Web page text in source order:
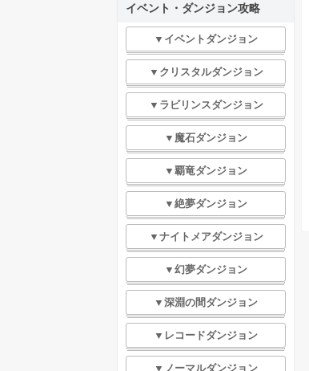
イベント・ダンジョン攻略
▼イベントダンジョン
▼クリスタルダンジョン
▼ラビリンスダンジョン
▼魔石ダンジョン
▼覇竜ダンジョン
▼絶夢ダンジョン
▼ナイトメアダンジョン
▼幻夢ダンジョン
▼深淵の間ダンジョン
▼レコードダンジョン
▼ノーマルダンジョン